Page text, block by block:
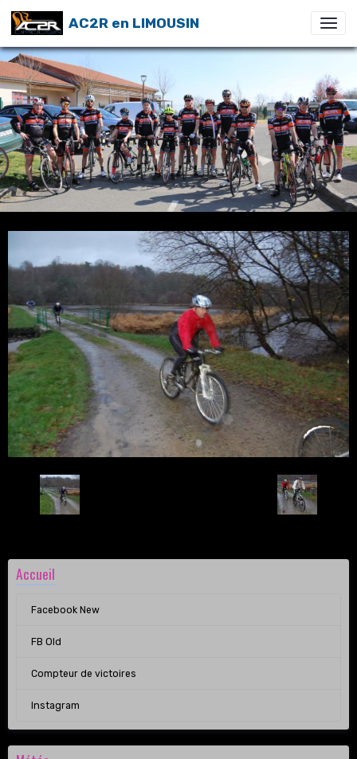
AC2R en LIMOUSIN
Accueil
Facebook New
FB Old
Compteur de victoires
Instagram